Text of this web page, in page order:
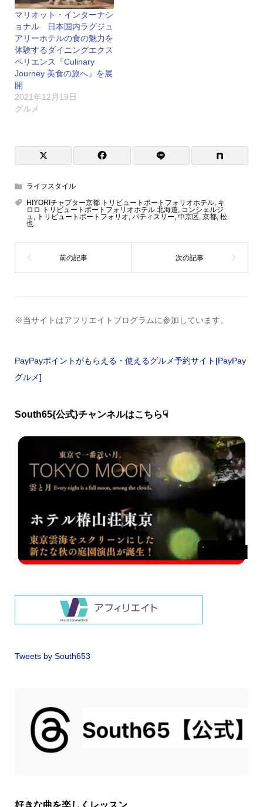
マリオット・インターナシ
ョナル 日本国内ラグジュ
アリーホテルの食の魅力を
体験するダイニングエクス
ペリエンス『Culinary
Journey 美食の旅へ』を展
開
2021年12月19日
グルメ
ライフスタイル
HIYORIチャプター京都 トリビュートポートフォリオホテル, キ
ロロ トリビュートポートフォリオホテル 北海道, コンシェルジ
ュ, トリビュートポートフォリオ, パティスリー, 中京区, 京都, 松
也
※当サイトはアフリエイトプログラムに参加しています。
PayPayポイントがもらえる・使えるグルメ予約サイト[PayPay
グルメ]
South65{公式}チャンネルはこちら☟
Tweets by South653
好きな曲を楽しくレッスン